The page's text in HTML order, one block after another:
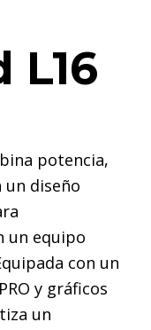
L16
potencia,
un diseño
un equipo
con un
y gráficos
un